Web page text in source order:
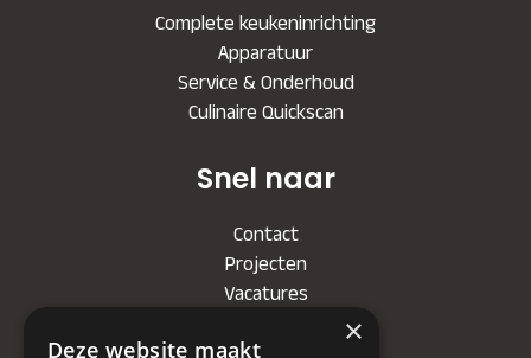
Complete keukeninrichting
Apparatuur
Service & Onderhoud
Culinaire Quickscan
Snel naar
Contact
Projecten
Vacatures
×
Deze website maakt